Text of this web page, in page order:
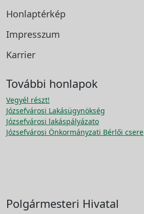
Honlaptérkép
Impresszum
Karrier
További honlapok
Vegyél részt!
Józsefvárosi Lakásügynökség
Józsefvárosi lakáspályázato
Józsefvárosi Önkormányzati Bérlői csere
Polgármesteri Hivatal